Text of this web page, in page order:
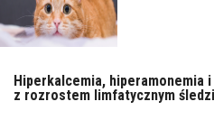
Hiperkalcemia, hiperamonemia
z rozrostem limfatycznym